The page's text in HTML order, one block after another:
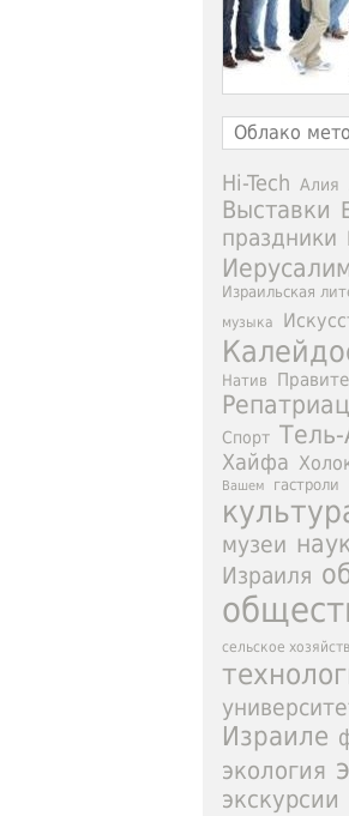
Облако
Hi-Tech Алия
Выставки
праздники
Израильская
музыка
Натив
Спорт
Хайфа
Вашем
гастроли
музеи
Израиля
сельское
Израиле
экология
экскурсии